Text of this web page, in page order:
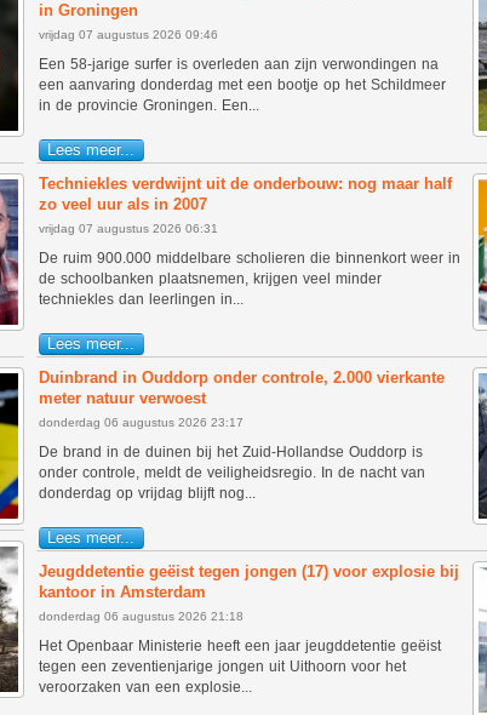
in Groningen
vrijdag 07 augustus 2026 09:46
Een 58-jarige surfer is overleden aan zijn verwondingen na
een aanvaring donderdag met een bootje op het Schildmeer
in de provincie Groningen. Een...
Lees meer...
Techniekles verdwijnt uit de onderbouw: nog maar half
zo veel uur als in 2007
vrijdag 07 augustus 2026 06:31
De ruim 900.000 middelbare scholieren die binnenkort weer in
de schoolbanken plaatsnemen, krijgen veel minder
techniekles dan leerlingen in...
Lees meer...
Duinbrand in Ouddorp onder controle, 2.000 vierkante
meter natuur verwoest
donderdag 06 augustus 2026 23:17
De brand in de duinen bij het Zuid-Hollandse Ouddorp is
onder controle, meldt de veiligheidsregio. In de nacht van
donderdag op vrijdag blijft nog...
Lees meer...
Jeugddetentie geëist tegen jongen (17) voor explosie bij
kantoor in Amsterdam
donderdag 06 augustus 2026 21:18
Het Openbaar Ministerie heeft een jaar jeugddetentie geëist
tegen een zeventienjarige jongen uit Uithoorn voor het
veroorzaken van een explosie...